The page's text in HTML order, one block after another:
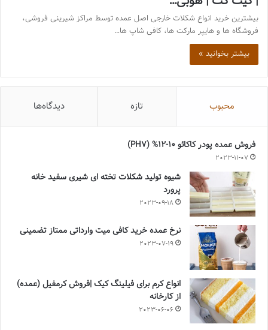
بیشترین خرید انواع شکلات خارجی اصل عمده توسط مراکز شیرینی فروشی،
فروشگاه ها و هایپر مارکت ها، کافی شاپ ها…
بیشتر بخوانید »
محبوب تازه دیدگاه‌ها
فروش عمده پودر کاکائو 10-12% (PH7)
2023-11-07
شیوه تولید شکلات تخته ای شیری سفید خانه
پرورد
2023-09-18
نرخ عمده خرید کافی میت وارداتی ممتاز تضمینی
2023-07-19
انواع کرم برای فیلینگ کیک |فروش کرمفیل (عمده)
از کارخانه
2023-06-06